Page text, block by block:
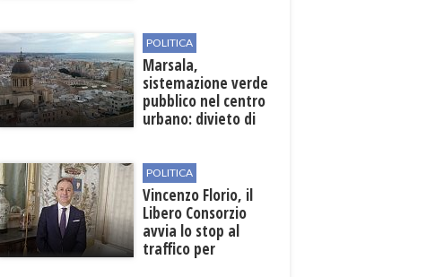
POLITICA
Marsala,
sistemazione verde
pubblico nel centro
urbano: divieto di
POLITICA
Vincenzo Florio, il
Libero Consorzio
avvia lo stop al
traffico per